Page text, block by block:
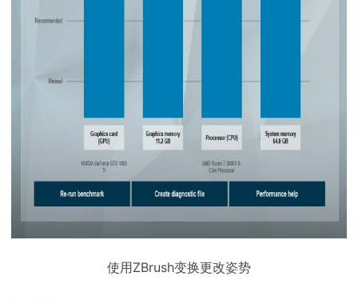
使用ZBrush变换更改姿势